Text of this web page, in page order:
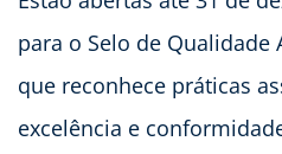
para o Selo de Qualidade
que reconhece práticas
excelência e